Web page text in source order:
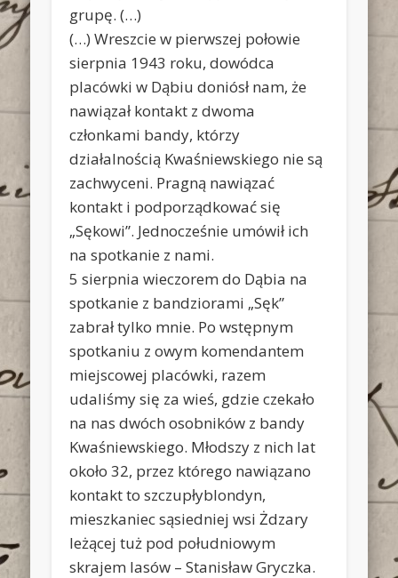
grupę. (…)
(…) Wreszcie w pierwszej połowie
sierpnia 1943 roku, dowódca
placówki w Dąbiu doniósł nam, że
nawiązał kontakt z dwoma
członkami bandy, którzy
działalnością Kwaśniewskiego nie są
zachwyceni. Pragną nawiązać
kontakt i podporządkować się
„Sękowi”. Jednocześnie umówił ich
na spotkanie z nami.
5 sierpnia wieczorem do Dąbia na
spotkanie z bandziorami „Sęk”
zabrał tylko mnie. Po wstępnym
spotkaniu z owym komendantem
miejscowej placówki, razem
udaliśmy się za wieś, gdzie czekało
na nas dwóch osobników z bandy
Kwaśniewskiego. Młodszy z nich lat
około 32, przez którego nawiązano
kontakt to szczupłyblondyn,
mieszkaniec sąsiedniej wsi Żdzary
leżącej tuż pod południowym
skrajem lasów – Stanisław Gryczka.